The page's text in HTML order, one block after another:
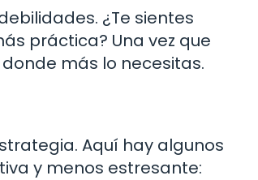
¿Te sientes
práctica? Una vez que
más lo necesitas.
Aquí hay algunos
y menos estresante: